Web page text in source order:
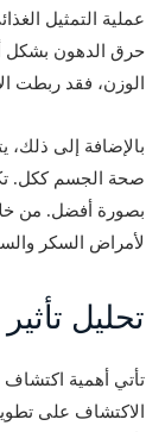
عملية التمثيل
حرق الدهون بشكل
الوزن، فقد ربطت
بالإضافة إلى ذلك،
صحة الجسم ككل.
بصورة أفضل. من
لأمراض السكر
تحليل
تأتي أهمية
الاكتشاف على